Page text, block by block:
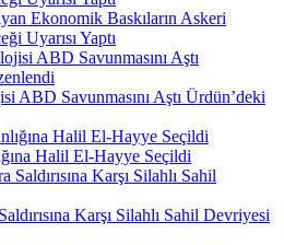
Ekonomik Baskıların Askeri
Uyarısı Yaptı
ABD Savunmasını Aştı Ürdün’deki
Halil El-Hayye Seçildi
Karşı Silahlı Sahil Devriyesi